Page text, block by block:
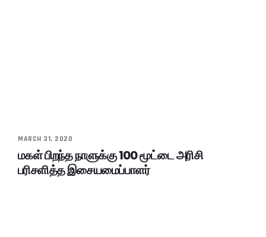
MARCH 31, 2020
மகள் பிறந்த நாளுக்கு 100 மூட்டை அரிசி
பரிசளித்த இசையமைப்பாளர்